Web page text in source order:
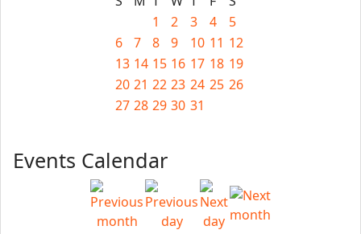
1
2 3 4
5
6
7 8 9 10 11 12
13 14 15 16 17 18 19
20 21 22 23 24 25 26
27 28 29 30 31
Events Calendar